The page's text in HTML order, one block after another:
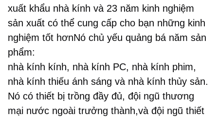
xuất khẩu nhà kính và 23 năm kinh nghiệm
sản xuất có thể cung cấp cho bạn những kinh
nghiệm tốt hơnNó chủ yếu quảng bá năm sản
phẩm:
nhà kính kính, nhà kính PC, nhà kính phim,
nhà kính thiếu ánh sáng và nhà kính thủy sản.
Nó có thiết bị trồng đầy đủ, đội ngũ thương
mại nước ngoài trưởng thành,và đội ngũ thiết